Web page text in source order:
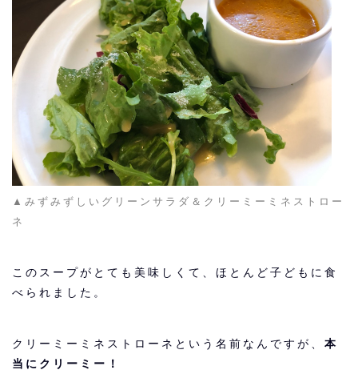
▲みずみずしいグリーンサラダ＆クリーミーミネストロー
ネ
このスープがとても美味しくて、ほとんど子どもに食
べられました。
クリーミーミネストローネという名前なんですが、 本
当にクリーミー！